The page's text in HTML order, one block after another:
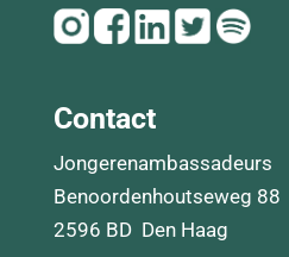
Contact
Jongerenambassadeurs
Benoordenhoutseweg 88
2596 BD Den Haag